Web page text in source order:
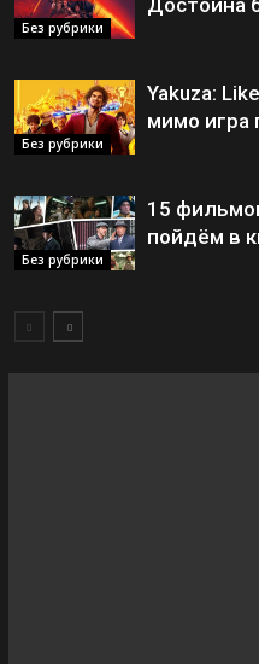
Без рубрики
Достойна
Без рубрики
Yakuza:
мимо игра
Без рубрики
15
пойдём в